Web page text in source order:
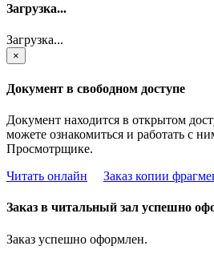
Загрузка...
Загрузка...
×
Документ в свободном доступе
Документ находится в открытом
можете ознакомиться и работать с
Просмотрщике.
Читать онлайн
Заказ копии
Заказ в читальный зал успешно
Заказ успешно оформлен.